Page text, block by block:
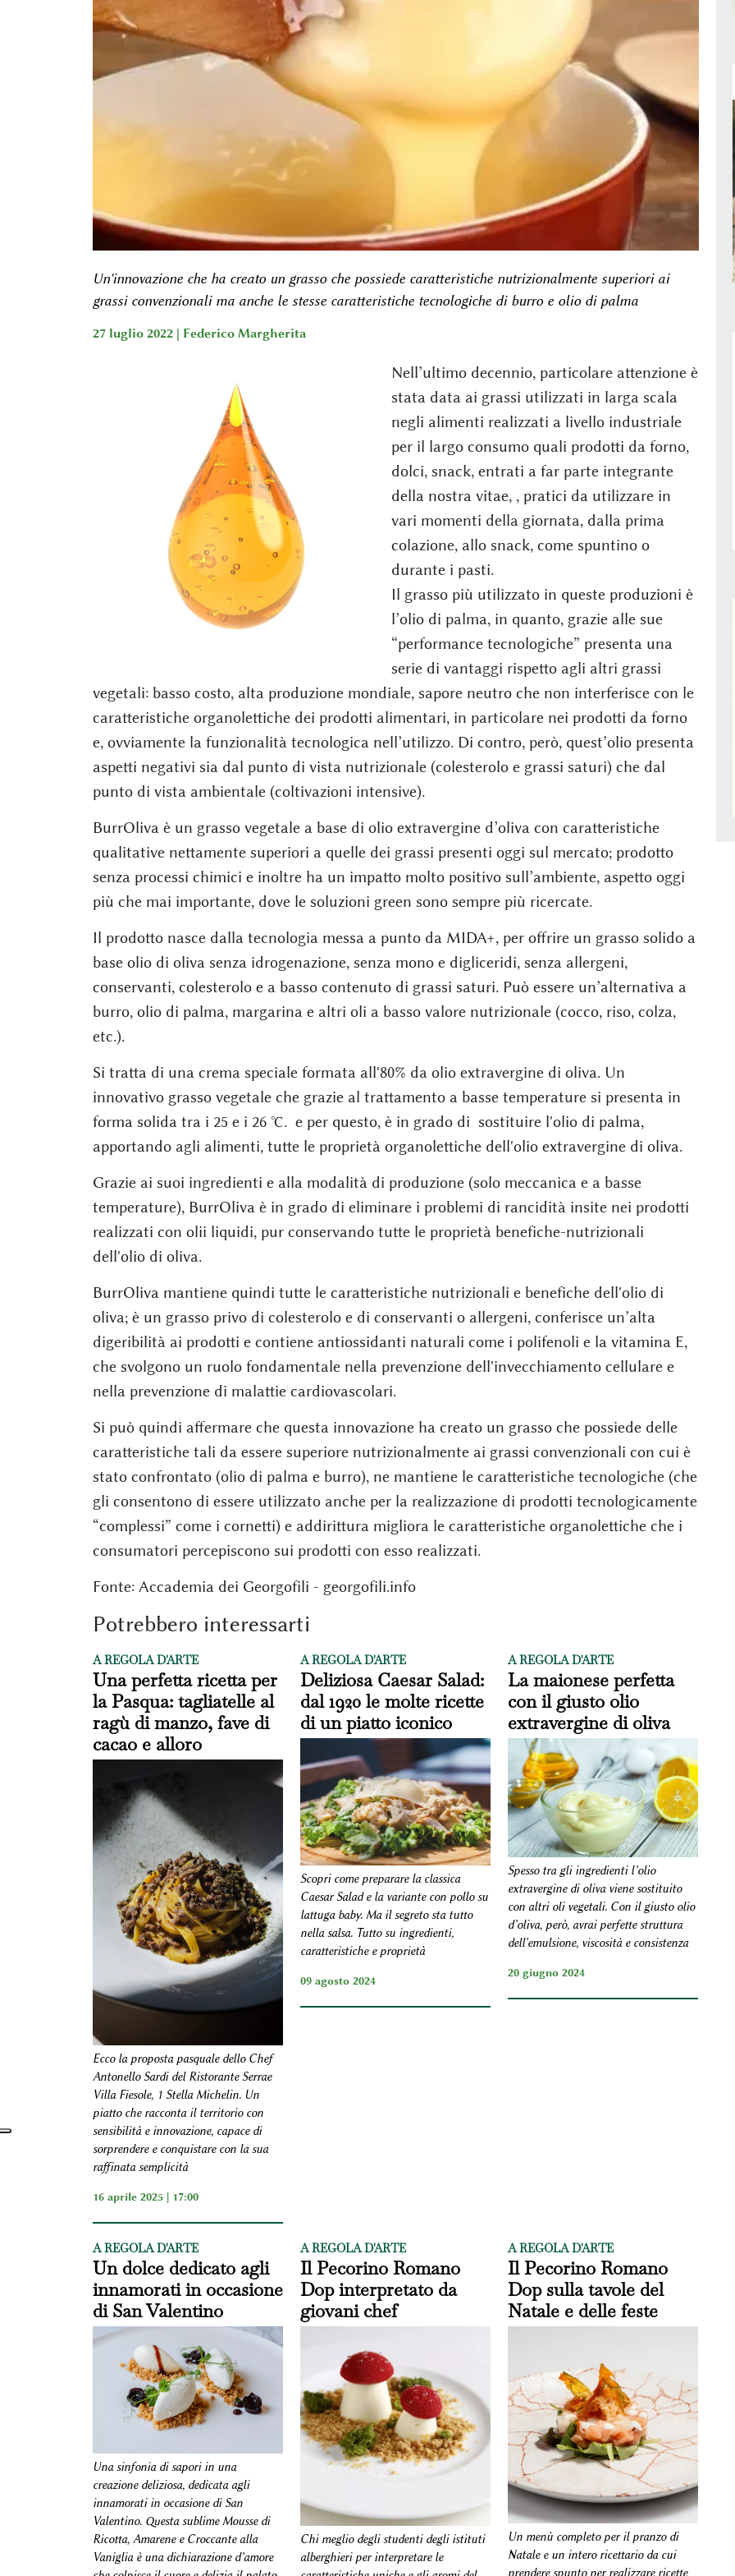
Un'innovazione che ha creato un grasso che possiede caratteristiche nutrizionalmente superiori ai
grassi convenzionali ma anche le stesse caratteristiche tecnologiche di burro e olio di palma
27 luglio 2022 | Federico Margherita
Nell’ultimo decennio, particolare attenzione è
stata data ai grassi utilizzati in larga scala
negli alimenti realizzati a livello industriale
per il largo consumo quali prodotti da forno,
dolci, snack, entrati a far parte integrante
della nostra vitae, , pratici da utilizzare in
vari momenti della giornata, dalla prima
colazione, allo snack, come spuntino o
durante i pasti.
Il grasso più utilizzato in queste produzioni è
l’olio di palma, in quanto, grazie alle sue
“performance tecnologiche” presenta una
serie di vantaggi rispetto agli altri grassi
vegetali: basso costo, alta produzione mondiale, sapore neutro che non interferisce con le
caratteristiche organolettiche dei prodotti alimentari, in particolare nei prodotti da forno
e, ovviamente la funzionalità tecnologica nell’utilizzo. Di contro, però, quest’olio presenta
aspetti negativi sia dal punto di vista nutrizionale (colesterolo e grassi saturi) che dal
punto di vista ambientale (coltivazioni intensive).
BurrOliva è un grasso vegetale a base di olio extravergine d’oliva con caratteristiche
qualitative nettamente superiori a quelle dei grassi presenti oggi sul mercato; prodotto
senza processi chimici e inoltre ha un impatto molto positivo sull’ambiente, aspetto oggi
più che mai importante, dove le soluzioni green sono sempre più ricercate.
Il prodotto nasce dalla tecnologia messa a punto da MIDA+, per offrire un grasso solido a
base olio di oliva senza idrogenazione, senza mono e digliceridi, senza allergeni,
conservanti, colesterolo e a basso contenuto di grassi saturi. Può essere un’alternativa a
burro, olio di palma, margarina e altri oli a basso valore nutrizionale (cocco, riso, colza,
etc.).
Si tratta di una crema speciale formata all'80% da olio extravergine di oliva. Un
innovativo grasso vegetale che grazie al trattamento a basse temperature si presenta in
forma solida tra i 25 e i 26 °C. e per questo, è in grado di sostituire l'olio di palma,
apportando agli alimenti, tutte le proprietà organolettiche dell'olio extravergine di oliva.
Grazie ai suoi ingredienti e alla modalità di produzione (solo meccanica e a basse
temperature), BurrOliva è in grado di eliminare i problemi di rancidità insite nei prodotti
realizzati con olii liquidi, pur conservando tutte le proprietà benefiche-nutrizionali
dell'olio di oliva.
BurrOliva mantiene quindi tutte le caratteristiche nutrizionali e benefiche dell'olio di
oliva; è un grasso privo di colesterolo e di conservanti o allergeni, conferisce un’alta
digeribilità ai prodotti e contiene antiossidanti naturali come i polifenoli e la vitamina E,
che svolgono un ruolo fondamentale nella prevenzione dell'invecchiamento cellulare e
nella prevenzione di malattie cardiovascolari.
Si può quindi affermare che questa innovazione ha creato un grasso che possiede delle
caratteristiche tali da essere superiore nutrizionalmente ai grassi convenzionali con cui è
stato confrontato (olio di palma e burro), ne mantiene le caratteristiche tecnologiche (che
gli consentono di essere utilizzato anche per la realizzazione di prodotti tecnologicamente
“complessi” come i cornetti) e addirittura migliora le caratteristiche organolettiche che i
consumatori percepiscono sui prodotti con esso realizzati.
Fonte: Accademia dei Georgofili - georgofili.info
Potrebbero interessarti
A REGOLA D'ARTE
Una perfetta ricetta per
la Pasqua: tagliatelle al
ragù di manzo, fave di
cacao e alloro
Ecco la proposta pasquale dello Chef
Antonello Sardi del Ristorante Serrae
Villa Fiesole, 1 Stella Michelin. Un
piatto che racconta il territorio con
sensibilità e innovazione, capace di
sorprendere e conquistare con la sua
raffinata semplicità
16 aprile 2025 | 17:00
A REGOLA D'ARTE
Deliziosa Caesar Salad:
dal 1920 le molte ricette
di un piatto iconico
Scopri come preparare la classica
Caesar Salad e la variante con pollo su
lattuga baby. Ma il segreto sta tutto
nella salsa. Tutto su ingredienti,
caratteristiche e proprietà
09 agosto 2024
A REGOLA D'ARTE
La maionese perfetta
con il giusto olio
extravergine di oliva
Spesso tra gli ingredienti l’olio
extravergine di oliva viene sostituito
con altri oli vegetali. Con il giusto olio
d’oliva, però, avrai perfette struttura
dell'emulsione, viscosità e consistenza
20 giugno 2024
A REGOLA D'ARTE
Un dolce dedicato agli
innamorati in occasione
di San Valentino
Una sinfonia di sapori in una
creazione deliziosa, dedicata agli
innamorati in occasione di San
Valentino. Questa sublime Mousse di
Ricotta, Amarene e Croccante alla
Vaniglia è una dichiarazione d’amore
A REGOLA D'ARTE
Il Pecorino Romano
Dop interpretato da
giovani chef
Chi meglio degli studenti degli istituti
alberghieri per interpretare le
A REGOLA D'ARTE
Il Pecorino Romano
Dop sulla tavole del
Natale e delle feste
Un menù completo per il pranzo di
Natale e un intero ricettario da cui